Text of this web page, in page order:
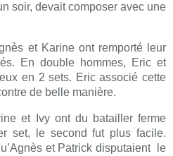
soir, devait composer avec une
et Karine ont remporté leur
En double hommes, Eric et
en 2 sets. Eric associé cette
de belle manière.
et Ivy ont du batailler ferme
set, le second fut plus facile.
et Patrick disputaient le